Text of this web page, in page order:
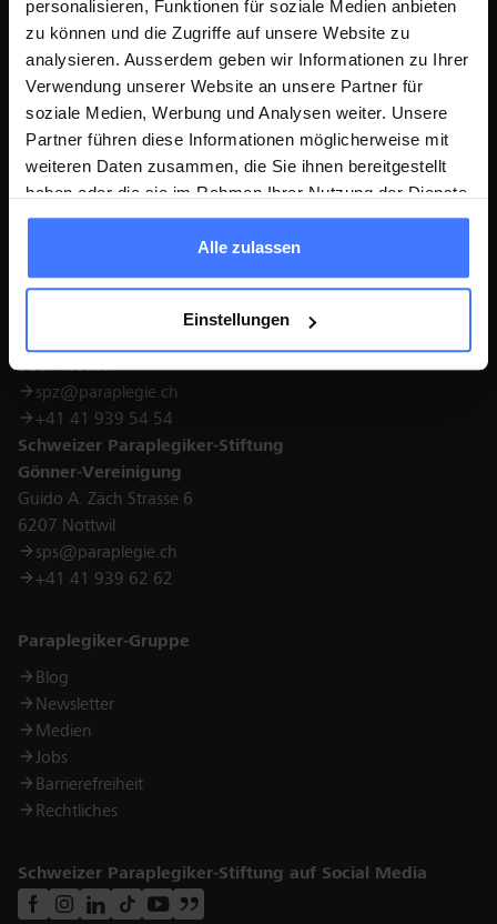
personalisieren, Funktionen für soziale Medien anbieten
zu können und die Zugriffe auf unsere Website zu
analysieren. Ausserdem geben wir Informationen zu Ihrer
Verwendung unserer Website an unsere Partner für
soziale Medien, Werbung und Analysen weiter. Unsere
Partner führen diese Informationen möglicherweise mit
weiteren Daten zusammen, die Sie ihnen bereitgestellt
haben oder die sie im Rahmen Ihrer Nutzung der Dienste
gesammelt haben.
Alle zulassen
Einstellungen
Offene Stellen
Schweizer Paraplegiker-Zentrum
6207 Nottwil
spz@paraplegie.ch
+41 41 939 54 54
Schweizer Paraplegiker-Stiftung
Gönner-Vereinigung
Guido A. Zäch Strasse 6
6207 Nottwil
sps@paraplegie.ch
+41 41 939 62 62
Links
Paraplegiker-Gruppe
Blog
Newsletter
Medien
Jobs
Barrierefreiheit
Rechtliches
Schweizer Paraplegiker-Stiftung auf Social Media